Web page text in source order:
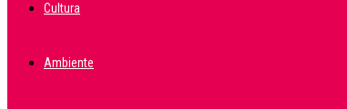
Cultura
Ambiente